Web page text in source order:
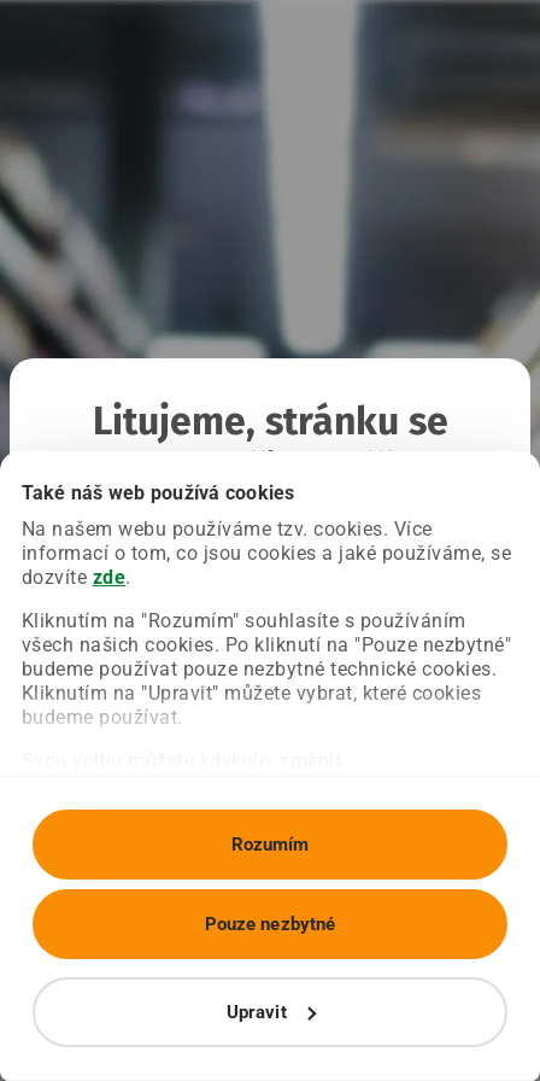
Také náš web používá cookies
Na našem webu používáme tzv. cookies. Více
informací o tom, co jsou cookies a jaké používáme, se
dozvíte zde.
Kliknutím na "Rozumím" souhlasíte s používáním
všech našich cookies. Po kliknutí na "Pouze nezbytné"
budeme používat pouze nezbytné technické cookies.
Kliknutím na "Upravit" můžete vybrat, které cookies
budeme používat.
Rozumím
Upravit
Pouze nezbytné
Litujeme, stránku se
Chyba nastala na naší straně a už ji opravujeme.
Zkuste prosím znovu načíst požadovanou stránku.
Obnovit stránku Úvodní strana